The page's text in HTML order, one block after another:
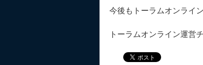
今後もトーラムオンライ
トーラムオンライン運営